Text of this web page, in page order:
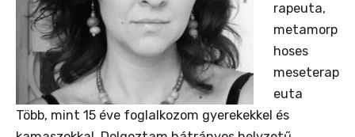
rapeuta,
metamorp
hoses
meseterap
euta
Több, mint 15 éve foglalkozom gyerekekkel és